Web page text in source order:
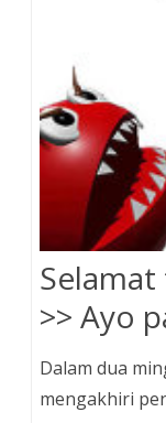
>> Ayo
Dalam dua
mengakhiri